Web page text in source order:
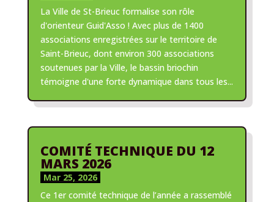
La Ville de St-Brieuc formalise son rôle
d'orienteur Guid'Asso ! Avec plus de 1400
associations enregistrées sur le territoire de
Saint-Brieuc, dont environ 300 associations
soutenues par la Ville, le bassin briochin
témoigne d'une forte dynamique dans tous les...
COMITÉ TECHNIQUE DU 12
MARS 2026
Mar 25, 2026
Ce 1er comité technique de l’année a rassemblé